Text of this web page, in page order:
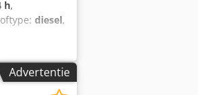
h,
diesel,
Advertentie